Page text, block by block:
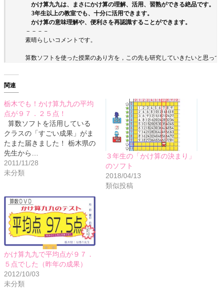
かけ算九九は、まさにかけ算の理解、活用、習熟ができる絶品です。
3年生以上の教室でも、十分に活用できます。
かけ算の意味理解や、便利さを再認識することができます。
－－－－
素晴らしいコメントです。
算数ソフトを使った授業のあり方を，この先も研究していきたいと思っ
関連
栃木でも！かけ算九九の平均
点が９７．２５点！
算数ソフトを活用している
クラスの「すごい成果」がま
たまた届きました！ 栃木県の
先生から…
2011/11/28
未分類
３年生の「かけ算の決まり」
のソフト
2018/04/13
類似投稿
かけ算九九で平均点が９７．
５点でした（昨年の成果）
2012/10/03
未分類